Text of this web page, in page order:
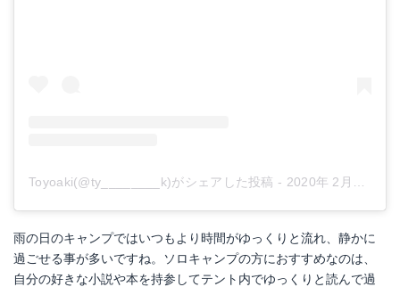
Toyoaki(@ty________k)がシェアした投稿 - 2020年 2月月14日午前7時32分PST
雨の日のキャンプではいつもより時間がゆっくりと流れ、静かに
過ごせる事が多いですね。ソロキャンプの方におすすめなのは、
自分の好きな小説や本を持参してテント内でゆっくりと読んで過